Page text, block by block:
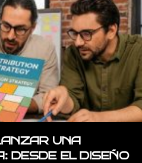
UNA
DESDE EL DISEÑO